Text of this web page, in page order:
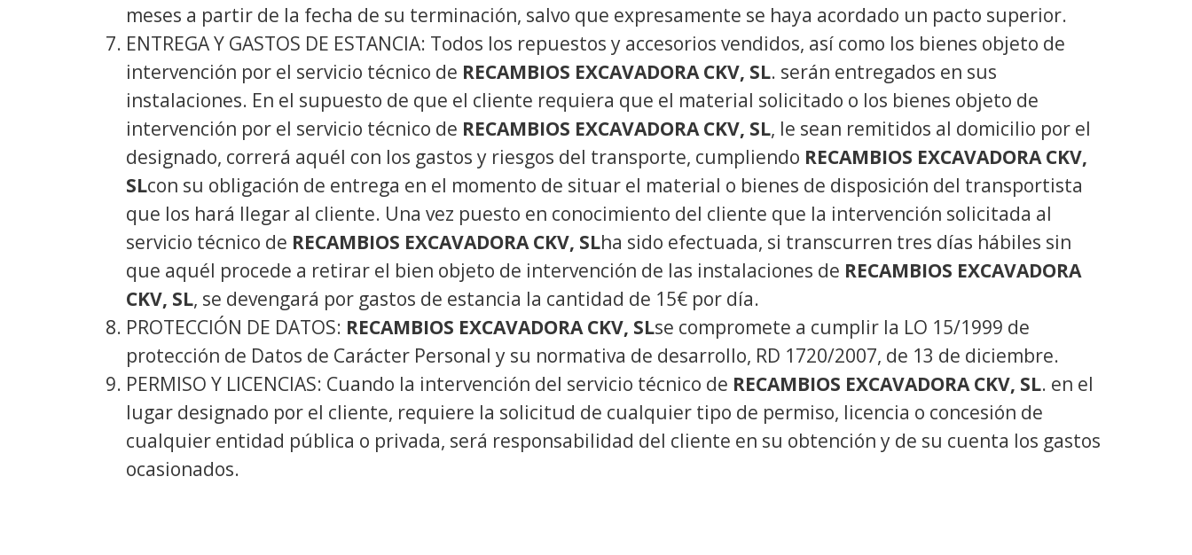
meses a partir de la fecha de su terminación, salvo que expresamente se haya acordado un pacto superior.
ENTREGA Y GASTOS DE ESTANCIA: Todos los repuestos y accesorios vendidos, así como los bienes objeto de
intervención por el servicio técnico de RECAMBIOS EXCAVADORA CKV, SL. serán entregados en sus
instalaciones. En el supuesto de que el cliente requiera que el material solicitado o los bienes objeto de
intervención por el servicio técnico de RECAMBIOS EXCAVADORA CKV, SL, le sean remitidos al domicilio por el
designado, correrá aquél con los gastos y riesgos del transporte, cumpliendo RECAMBIOS EXCAVADORA CKV,
SLcon su obligación de entrega en el momento de situar el material o bienes de disposición del transportista
que los hará llegar al cliente. Una vez puesto en conocimiento del cliente que la intervención solicitada al
servicio técnico de RECAMBIOS EXCAVADORA CKV, SLha sido efectuada, si transcurren tres días hábiles sin
que aquél procede a retirar el bien objeto de intervención de las instalaciones de RECAMBIOS EXCAVADORA
CKV, SL, se devengará por gastos de estancia la cantidad de 15€ por día.
PROTECCIÓN DE DATOS: RECAMBIOS EXCAVADORA CKV, SLse compromete a cumplir la LO 15/1999 de
protección de Datos de Carácter Personal y su normativa de desarrollo, RD 1720/2007, de 13 de diciembre.
PERMISO Y LICENCIAS: Cuando la intervención del servicio técnico de RECAMBIOS EXCAVADORA CKV, SL. en el
lugar designado por el cliente, requiere la solicitud de cualquier tipo de permiso, licencia o concesión de
cualquier entidad pública o privada, será responsabilidad del cliente en su obtención y de su cuenta los gastos
ocasionados.